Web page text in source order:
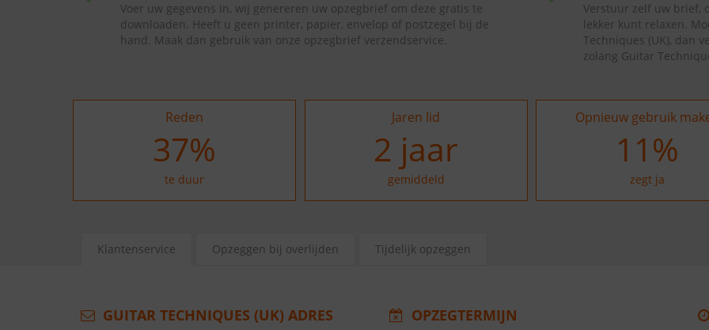
Voer uw gegevens in, wij genereren uw opzegbrief om deze gratis te
downloaden. Heeft u geen printer, papier, envelop of postzegel bij de
hand. Maak dan gebruik van onze opzegbrief verzendservice.
Verstuur zelf uw brief,
lekker kunt relaxen.
Techniques (UK), dan
zolang Guitar
Reden
37%
te duur
Jaren lid
2 jaar
gemiddeld
Opnieuw gebruik
20%
zegt ja
Klantenservice Opzeggen bij overlijden Tijdelijk opzeggen
GUITAR TECHNIQUES (UK) ADRES OPZEGTERMIJN